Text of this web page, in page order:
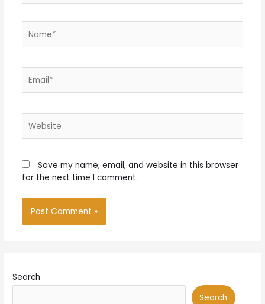
Save my name, email, and website in this browser
for the next time I comment.
Search
Search